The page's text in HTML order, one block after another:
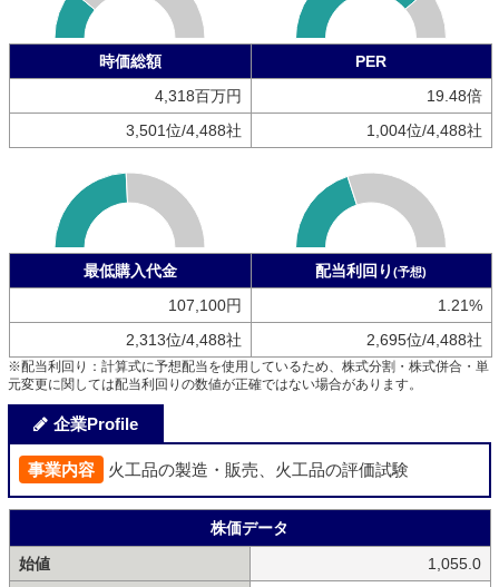
時価総額
PER
4,318百万円
19.48倍
3,501位/4,488社
1,004位/4,488社
最低購入代金 配当利回り (予想)
107,100円
1.21%
2,313位/4,488社
2,695位/4,488社
※配当利回り：計算式に予想配当を使用しているため、株式分割・株式併合・単
元変更に関しては配当利回りの数値が正確ではない場合があります。
企業Profile
事業内容 火工品の製造・販売、火工品の評価試験
株価データ
始値
1,055.0